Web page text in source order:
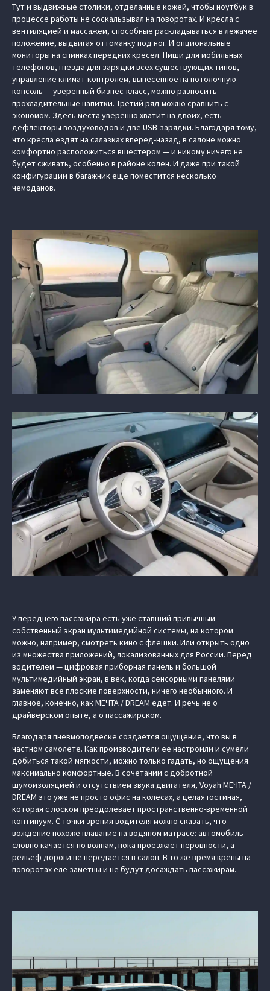
Тут и выдвижные столики, отделанные кожей, чтобы ноутбук в
процессе работы не соскальзывал на поворотах. И кресла с
вентиляцией и массажем, способные раскладываться в лежачее
положение, выдвигая оттоманку под ног. И опциональные
мониторы на спинках передних кресел. Ниши для мобильных
телефонов, гнезда для зарядки всех существующих типов,
управление климат-контролем, вынесенное на потолочную
консоль — уверенный бизнес-класс, можно разносить
прохладительные напитки. Третий ряд можно сравнить с
экономом. Здесь места уверенно хватит на двоих, есть
дефлекторы воздуховодов и две USB-зарядки. Благодаря тому,
что кресла ездят на салазках вперед-назад, в салоне можно
комфортно расположиться вшестером — и никому ничего не
будет сживать, особенно в районе колен. И даже при такой
конфигурации в багажник еще поместится несколько
чемоданов.
У переднего пассажира есть уже ставший привычным
собственный экран мультимедийной системы, на котором
можно, например, смотреть кино с флешки. Или открыть одно
из множества приложений, локализованных для России. Перед
водителем — цифровая приборная панель и большой
мультимедийный экран, в век, когда сенсорными панелями
заменяют все плоские поверхности, ничего необычного. И
главное, конечно, как МЕЧТА / DREAM едет. И речь не о
драйверском опыте, а о пассажирском.
Благодаря пневмоподвеске создается ощущение, что вы в
частном самолете. Как производители ее настроили и сумели
добиться такой мягкости, можно только гадать, но ощущения
максимально комфортные. В сочетании с добротной
шумоизоляцией и отсутствием звука двигателя, Voyah МЕЧТА /
DREAM это уже не просто офис на колесах, а целая гостиная,
которая с лоском преодолевает пространственно-временной
континуум. С точки зрения водителя можно сказать, что
вождение похоже плавание на водяном матрасе: автомобиль
словно качается по волнам, пока проезжает неровности, а
рельеф дороги не передается в салон. В то же время крены на
поворотах еле заметны и не будут досаждать пассажирам.